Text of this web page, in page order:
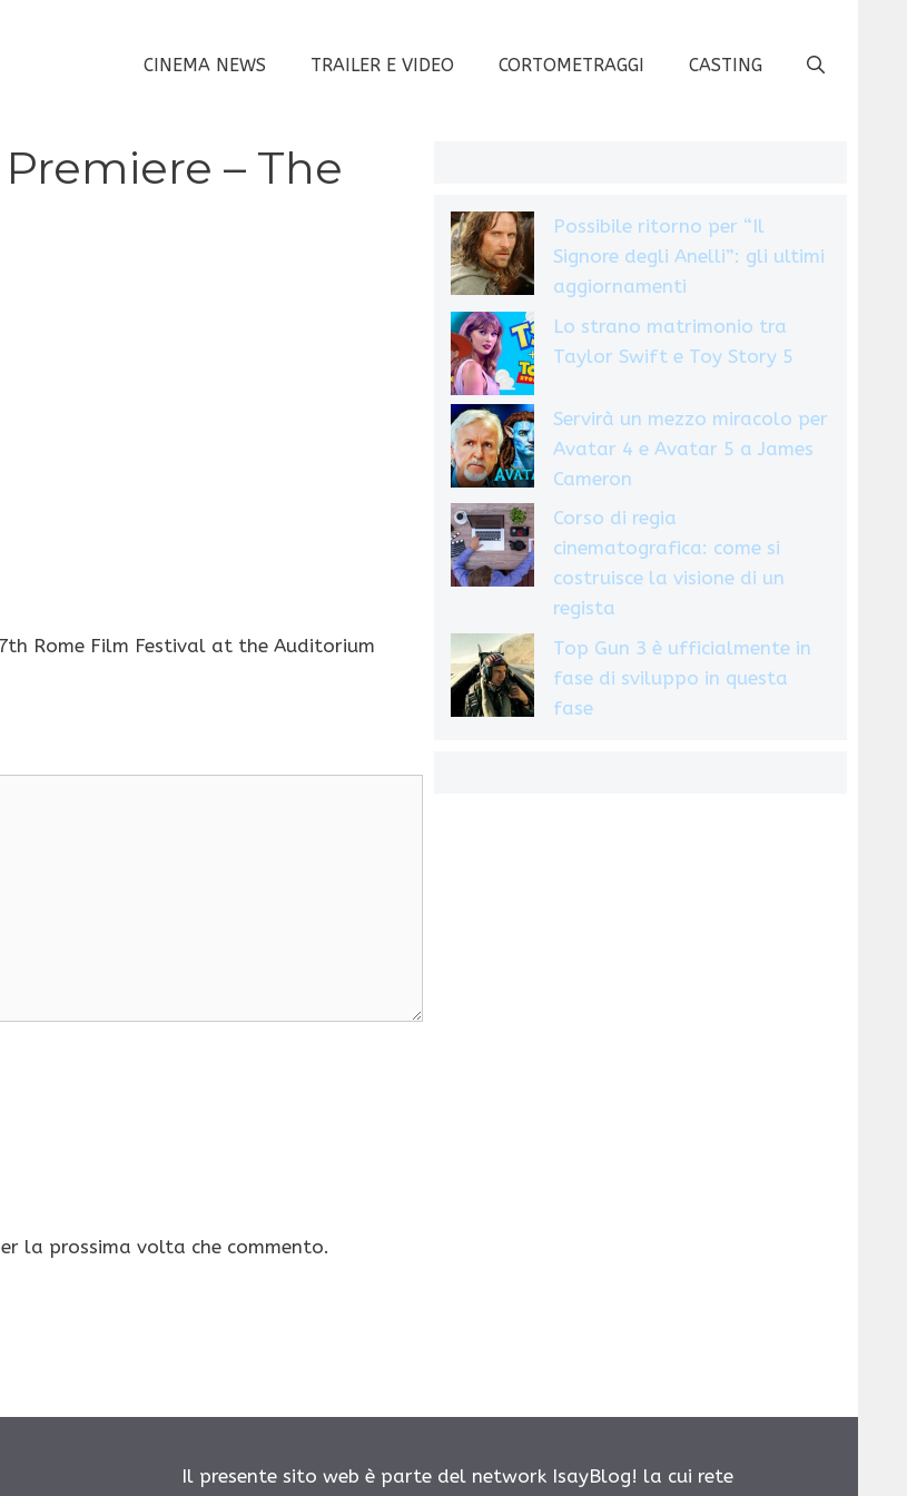
CINEMA NEWS TRAILER E VIDEO CORTOMETRAGGI CASTING
Premiere – The
Rome Film Festival at the Auditorium
la prossima volta che commento.
Possibile ritorno per “Il
Signore degli Anelli”: gli ultimi
aggiornamenti
Lo strano matrimonio tra
Taylor Swift e Toy Story 5
Servirà un mezzo miracolo per
Avatar 4 e Avatar 5 a James
Cameron
Corso di regia
cinematografica: come si
costruisce la visione di un
regista
Top Gun 3 è ufficialmente in
fase di sviluppo in questa
fase
Il presente sito web è parte del network IsayBlog! la cui rete